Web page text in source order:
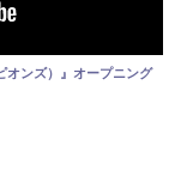
オンズ）』オープニング